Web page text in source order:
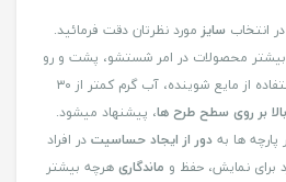
انتخاب سایز مورد نظرتان دقت فرمائید.
محصولات در امر شستشو، پشت و رو
کردن لباس قبل از شستشو، استفاده از مایع شوینده، آب گرم کمتر از ۳۰
بر روی سطح طرح ها، پیشنهاد میشود.
ها بهدور از ایجاد حساسیتدر افراد
برای نمایش، حفظ و ماندگاریهرچه بیشتر